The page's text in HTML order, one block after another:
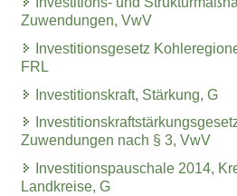
Zuwendungen, VwV
Investitionsgesetz
FRL
Investitionskraft, Stärkung, G
Zuwendungen nach § 3, VwV
Investitionspauschale 2014,
Landkreise, G